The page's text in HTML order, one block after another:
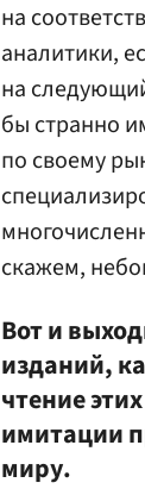
на
аналитики,
на
бы странно
по своему
скажем,
Вот и
изданий,
чтение
имитации
миру.